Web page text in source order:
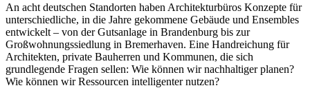
An acht deutschen Standorten haben Architekturbüros Konzepte für
unterschiedliche, in die Jahre gekommene Gebäude und Ensembles
entwickelt – von der Gutsanlage in Brandenburg bis zur
Großwohnungssiedlung in Bremerhaven. Eine Handreichung für
Architekten, private Bauherren und Kommunen, die sich
grundlegende Fragen sellen: Wie können wir nachhaltiger planen?
Wie können wir Ressourcen intelligenter nutzen?